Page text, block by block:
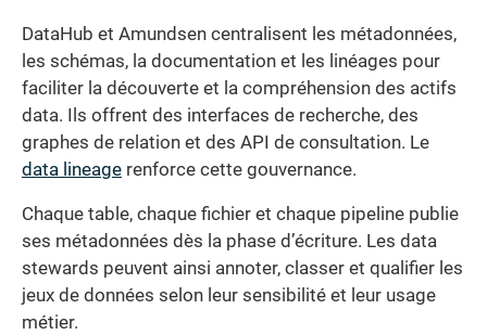
DataHub et Amundsen centralisent les métadonnées,
les schémas, la documentation et les linéages pour
faciliter la découverte et la compréhension des actifs
data. Ils offrent des interfaces de recherche, des
graphes de relation et des API de consultation. Le
data lineage renforce cette gouvernance.
Chaque table, chaque fichier et chaque pipeline publie
ses métadonnées dès la phase d’écriture. Les data
stewards peuvent ainsi annoter, classer et qualifier les
jeux de données selon leur sensibilité et leur usage
métier.